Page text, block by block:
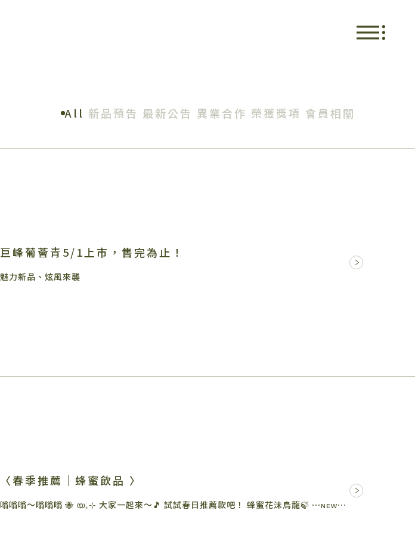
All 新品預告 最新公告 異業合作 榮獲獎項 會員相關
巨峰葡薈青5/1上市，售完為止！
魅力新品、炫風來襲
〈春季推薦｜蜂蜜飲品 〉
嗡嗡嗡～嗡嗡嗡 🐝 യ₊⊹ 大家一起來～🎵 試試春日推薦款吧！ 蜂蜜花沫烏龍🍃 ⋯ɴᴇᴡ 蜂蜜奶茶🍯 ⋯